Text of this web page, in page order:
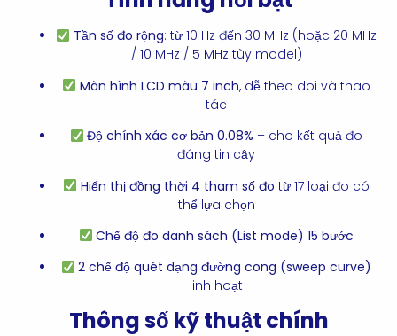
Tần số đo rộng: từ 10 Hz đến 30 MHz (hoặc 20 MHz
/ 10 MHz / 5 MHz tùy model)
Màn hình LCD màu 7 inch, dễ theo dõi và thao
tác
Độ chính xác cơ bản 0.08% – cho kết quả đo
đáng tin cậy
Hiển thị đồng thời 4 tham số đo từ 17 loại đo có
thể lựa chọn
Chế độ đo danh sách (List mode) 15 bước
2 chế độ quét dạng đường cong (sweep curve)
linh hoạt
Thông số kỹ thuật chính